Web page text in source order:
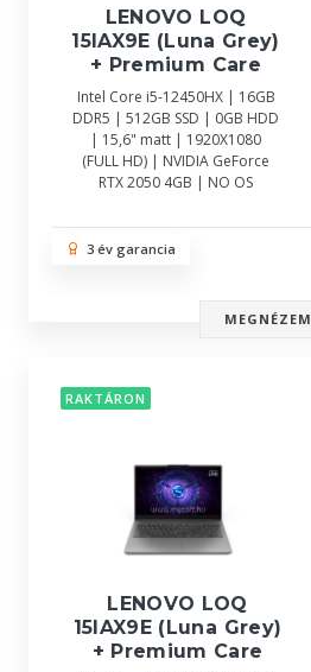
LENOVO LOQ
15IAX9E (Luna Grey)
+ Premium Care
Intel Core i5-12450HX | 16GB
DDR5 | 512GB SSD | 0GB HDD
| 15,6" matt | 1920X1080
(FULL HD) | NVIDIA GeForce
RTX 2050 4GB | NO OS
3 év garancia
MEGNÉZEM
RAKTÁRON
LENOVO LOQ
15IAX9E (Luna Grey)
+ Premium Care